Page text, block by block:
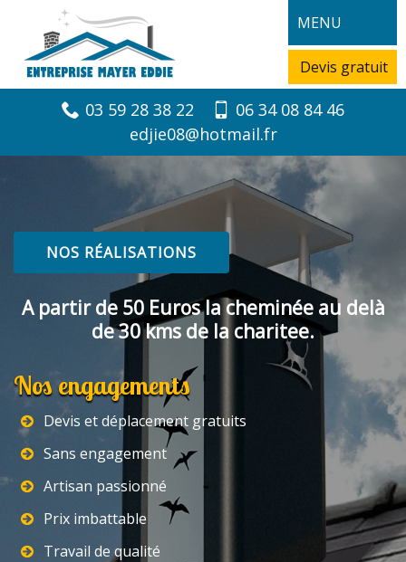
MENU
Devis gratuit
03 59 28 38 22
06 34 08 84 46
edjie08@hotmail.fr
NOS RÉALISATIONS
A partir de 50 Euros la cheminée au delà
de 30 kms de la charitee.
Nos engagements
Devis et déplacement gratuits
Sans engagement
Artisan passionné
Prix imbattable
Travail de qualité